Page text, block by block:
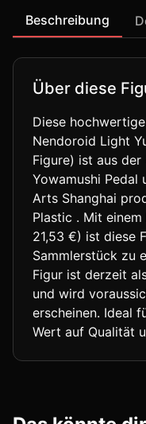
Beschreibung
Über diese
Diese
Nendoroid Light
Figure) ist aus
Yowamushi Pedal
Arts Shanghai
Plastic . Mit einem
21,53 €) ist diese
Sammlerstück zu
Figur ist derzeit
und wird
erscheinen. Ideal
Wert auf Qualität